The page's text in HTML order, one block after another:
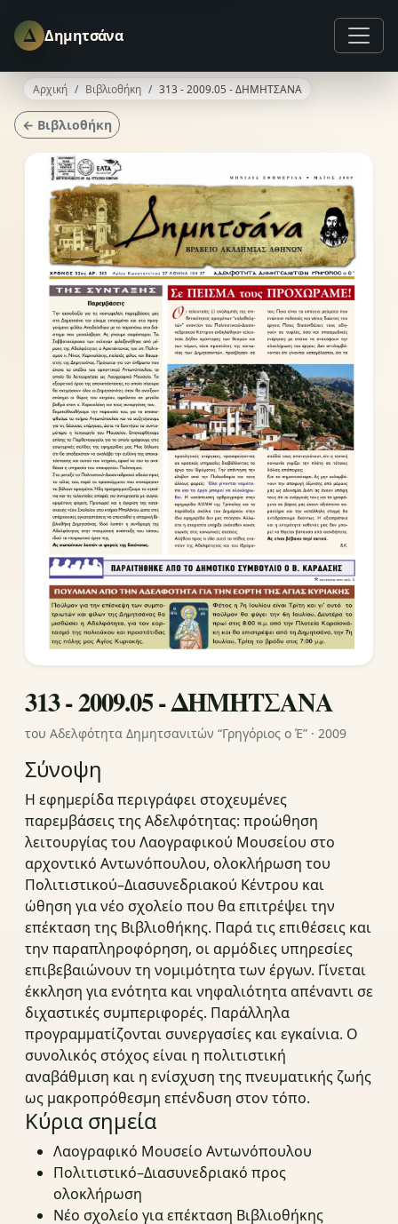
Δ Δημητσάνα
Αρχική Βιβλιοθήκη 313 - 2009.05 - ΔΗΜΗΤΣΑΝΑ
← Βιβλιοθήκη
313 - 2009.05 - ΔΗΜΗΤΣΑΝΑ
του Αδελφότητα Δημητσανιτών “Γρηγόριος ο Έ” · 2009
Σύνοψη
Η εφημερίδα περιγράφει στοχευμένες
παρεμβάσεις της Αδελφότητας: προώθηση
λειτουργίας του Λαογραφικού Μουσείου στο
αρχοντικό Αντωνόπουλου, ολοκλήρωση του
Πολιτιστικού–Διασυνεδριακού Κέντρου και
ώθηση για νέο σχολείο που θα επιτρέψει την
επέκταση της Βιβλιοθήκης. Παρά τις επιθέσεις και
την παραπληροφόρηση, οι αρμόδιες υπηρεσίες
επιβεβαιώνουν τη νομιμότητα των έργων. Γίνεται
έκκληση για ενότητα και νηφαλιότητα απέναντι σε
διχαστικές συμπεριφορές. Παράλληλα
προγραμματίζονται συνεργασίες και εγκαίνια. Ο
συνολικός στόχος είναι η πολιτιστική
αναβάθμιση και η ενίσχυση της πνευματικής ζωής
ως μακροπρόθεσμη επένδυση στον τόπο.
Κύρια σημεία
Λαογραφικό Μουσείο Αντωνόπουλου
Πολιτιστικό–Διασυνεδριακό προς
ολοκλήρωση
Νέο σχολείο για επέκταση Βιβλιοθήκης